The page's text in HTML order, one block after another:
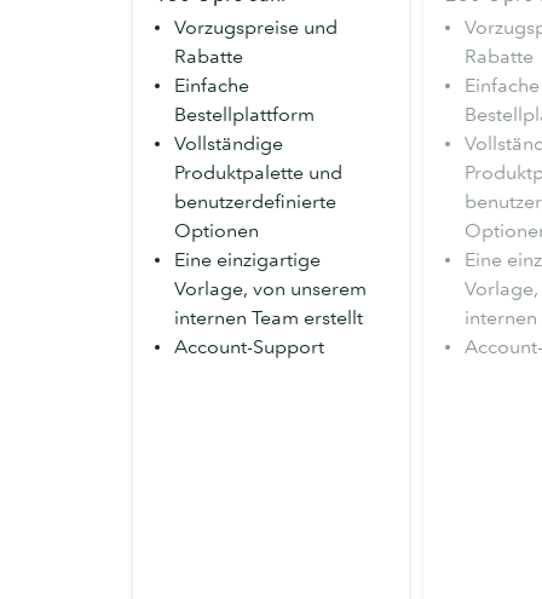
Vorzugspreise und
Rabatte
Einfache
Bestellplattform
Vollständige
Produktpalette und
benutzerdefinierte
Optionen
Eine einzigartige
Vorlage, von unserem
internen Team erstellt
Account-Support
Rabatte
Einfache
Eine